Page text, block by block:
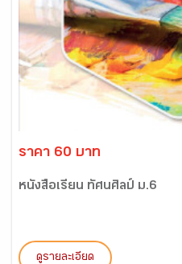
ราคา 60 บาท
หนังสือเรียน ทัศนศิลป์ ม.6
ดูรายละเอียด